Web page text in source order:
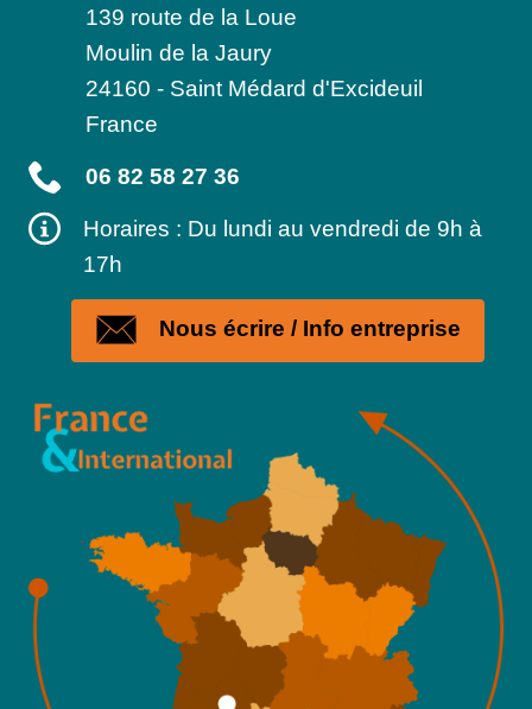
139 route de la Loue
Moulin de la Jaury
24160 - Saint Médard d'Excideuil
France
06 82 58 27 36
Horaires : Du lundi au vendredi de 9h à
17h
Nous écrire / Info entreprise